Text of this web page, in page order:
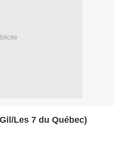
Les 7 du Québec)